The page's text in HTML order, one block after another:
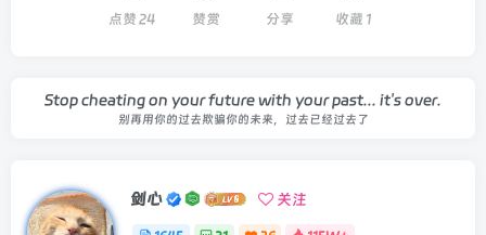
点赞 24 赞赏 分享 收藏 1
Stop cheating on your future with your past... it's over.
别再用你的过去欺骗你的未来，过去已经过去了
剑心 关注